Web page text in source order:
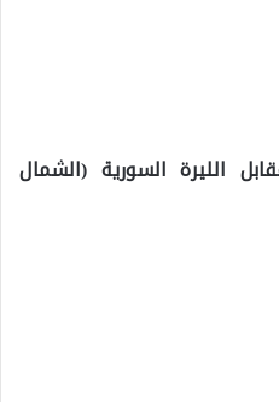
الليرة السورية (الشمال